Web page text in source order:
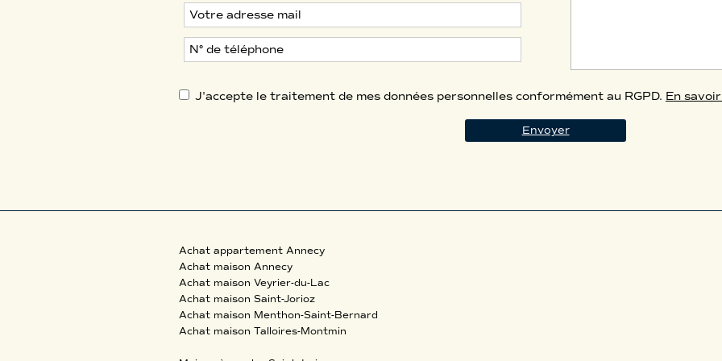
J'accepte le traitement de mes données personnelles conformément au RGPD. En
Achat appartement Annecy
Achat maison Annecy
Achat maison Veyrier-du-Lac
Achat maison Saint-Jorioz
Achat maison Menthon-Saint-Bernard
Achat maison Talloires-Montmin